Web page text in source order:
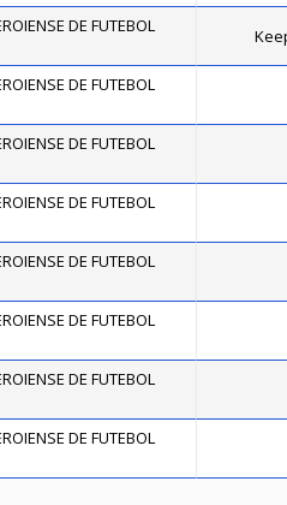
DE FUTEBOL
DE FUTEBOL
DE FUTEBOL
DE FUTEBOL
DE FUTEBOL
DE FUTEBOL
DE FUTEBOL
DE FUTEBOL